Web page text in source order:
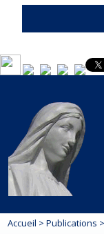
Accueil > Publications